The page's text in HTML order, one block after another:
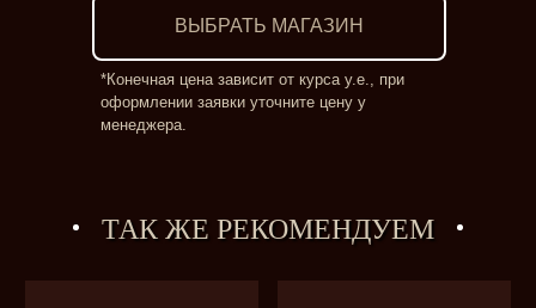
ВЫБРАТЬ МАГАЗИН
*Конечная цена зависит от курса у.е., при
оформлении заявки уточните цену у
менеджера.
ТАК ЖЕ РЕКОМЕНДУЕМ